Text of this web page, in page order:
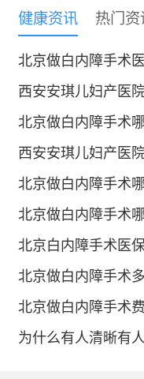
【生活小贴士：】
1. 适量补充锌镁
2. 保持均衡饮食
素。
3. 定期进行健康
元素补充。
2026-06-24
举报/反馈
健康资讯 热门
北京做白内障手术医院推荐，长辈说
西安安琪儿妇产医
北京做白内障手术哪家医院口碑比
西安安琪儿妇产医
北京做白内障手术哪家医院口碑比
北京做白内障手术哪家医院口碑比较靠
北京白内障手术医保报销后自费多
北京做白内障手术多少钱？
北京做白内障手术费用全解析，从
为什么有人清晰有人模糊？揭秘